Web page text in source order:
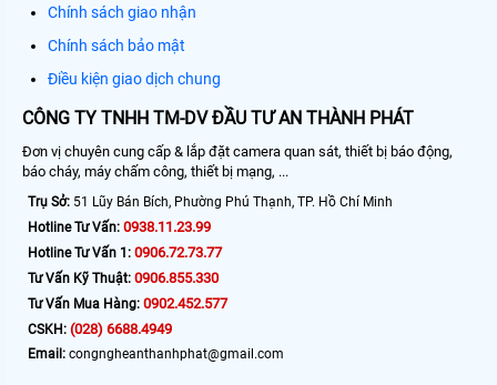
Chính sách giao nhận
Chính sách bảo mật
Điều kiện giao dịch chung
CÔNG TY TNHH TM-DV ĐẦU TƯ AN THÀNH PHÁT
Đơn vị chuyên cung cấp & lắp đặt camera quan sát, thiết bị báo động,
báo cháy, máy chấm công, thiết bị mạng, ...
Trụ Sở: 51 Lũy Bán Bích, Phường Phú Thạnh, TP. Hồ Chí Minh
Hotline Tư Vấn: 0938.11.23.99
Hotline Tư Vấn 1: 0906.72.73.77
Tư Vấn Kỹ Thuật: 0906.855.330
Tư Vấn Mua Hàng: 0902.452.577
CSKH: (028) 6688.4949
Email: congngheanthanhphat@gmail.com